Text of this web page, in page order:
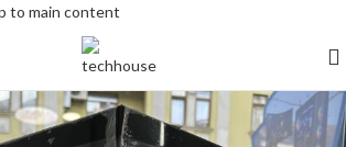
to main content